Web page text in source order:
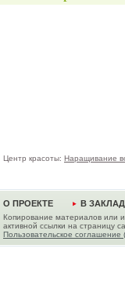
Центр красоты: Наращивание
О ПРОЕКТЕ В
Копирование материалов или
активной ссылки на страницу
Пользовательское